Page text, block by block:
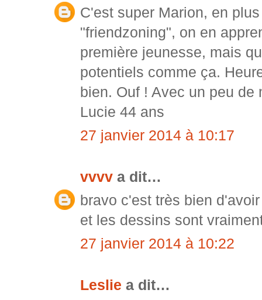
C'est super Marion, en
"friendzoning", on en
première jeunesse, mais
potentiels comme ça.
bien. Ouf ! Avec un peu
Lucie 44 ans
27 janvier 2014 à 10:17
vvvv a dit…
bravo c'est très bien
et les dessins sont
27 janvier 2014 à 10:22
Leslie a dit…